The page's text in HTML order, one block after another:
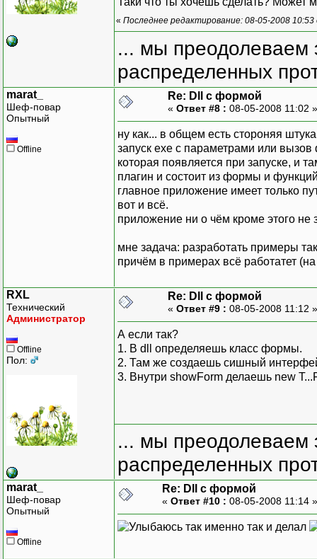
« Последнее редактирование: 08-05-2008
... мы преодолеваем
распределенных
marat_
Шеф-повар
Опытный
Offline
Re: Dll с формой
« Ответ #8 : 08-05-2008 11:02
ну как... в общем есть стороняя
запуск ехе с параметрами или
которая появляется при запуске, и
плагин и состоит из формы и
главное приложение имеет только
вот и всё.
приложение ни о чём кроме этого не
мне задача: разработать примеры
причём в примерах всё работатет
RXL
Технический
Администратор
Offline
Пол:
Re: Dll с формой
« Ответ #9 : 08-05-2008 11:12
А если так?
1. В dll определяешь класс формы.
2. Там же создаешь сишный
3. Внутри showForm делаешь new
... мы преодолеваем
распределенных
marat_
Шеф-повар
Опытный
Offline
Re: Dll с формой
« Ответ #10 : 08-05-2008 11:14
так именно так и делал